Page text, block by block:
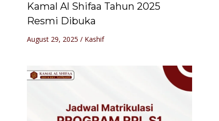
Kamal Al Shifaa Tahun 2025
Resmi Dibuka
August 29, 2025 / Kashif